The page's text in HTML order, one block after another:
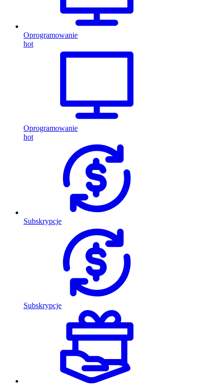
Oprogramowanie
hot
Oprogramowanie
hot
Subskrypcje
Subskrypcje